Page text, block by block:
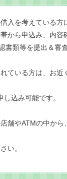
入を考えている方
から申込み、内
書類等を提出＆審
ている方は、お
込み可能です。
舗やATMの中か
い。